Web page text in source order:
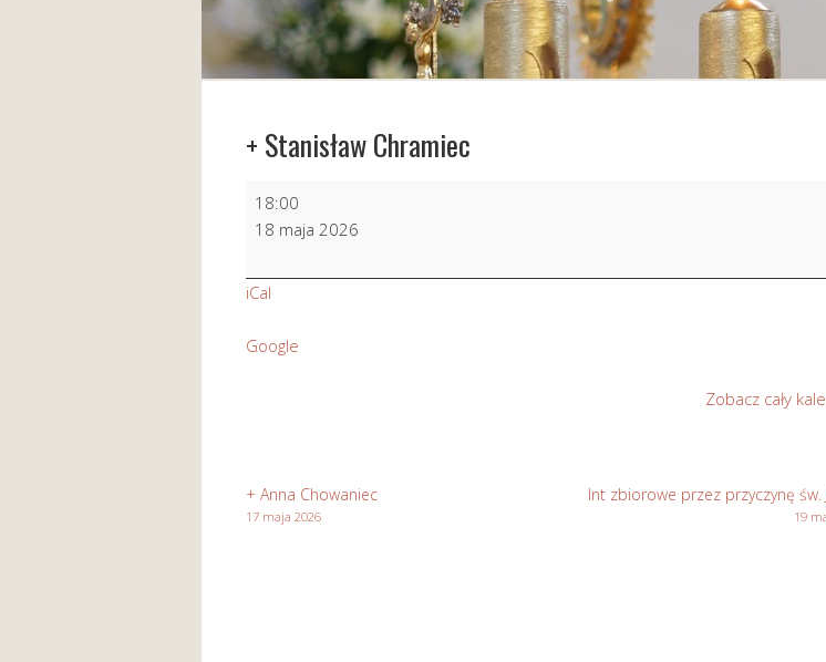
+ Stanisław Chramiec
Stanisław
Chramiec
18:00
18 maja 2026
iCal
Google
Zobacz cały
+ Anna Chowaniec
17 maja 2026
Int zbiorowe przez przyczynę św.
19